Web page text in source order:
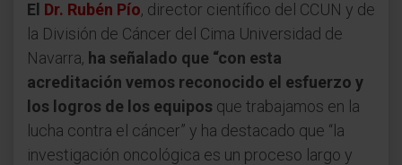
El Dr. Rubén Pío, director científico del CCUN y de
la División de Cáncer del Cima Universidad de
Navarra, ha señalado que “con esta
acreditación vemos reconocido el esfuerzo y
los logros de los equipos que trabajamos en la
lucha contra el cáncer” y ha destacado que “la
investigación oncológica es un proceso largo y